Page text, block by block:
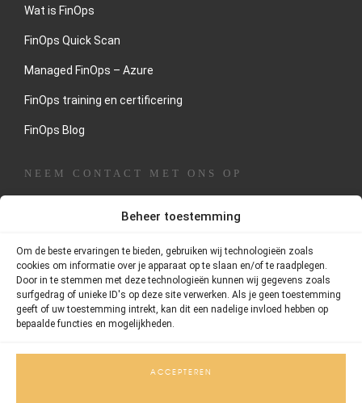
Beheer toestemming
Om de beste ervaringen te bieden, gebruiken wij technologieën zoals
cookies om informatie over je apparaat op te slaan en/of te raadplegen.
Door in te stemmen met deze technologieën kunnen wij gegevens zoals
surfgedrag of unieke ID's op deze site verwerken. Als je geen toestemming
geeft of uw toestemming intrekt, kan dit een nadelige invloed hebben op
bepaalde functies en mogelijkheden.
ACCEPTEREN
Wat is FinOps
FinOps Quick Scan
Managed FinOps – Azure
FinOps training en certificering
FinOps Blog
NEEM CONTACT MET ONS OP
Heeft u interesse in onze dienstverlening of wilt u een
opnemen met Thornstein Groep.
Adres:Postbus 75420, 1070 AK Amsterdam
Telefoonnummer:020 – 26 101 55
Email: info@thornstein.nl